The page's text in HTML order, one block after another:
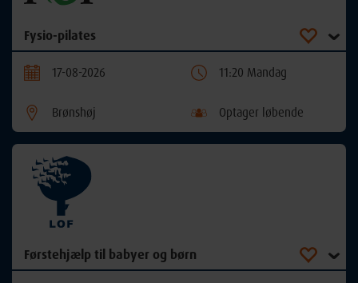
Fysio-pilates
17-08-2026 11:20 Mandag
Brønshøj Optager løbende
Førstehjælp til babyer og børn